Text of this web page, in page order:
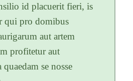
id placuerit fieri, is
qui pro domibus
aut artem
profitetur aut
quaedam se nosse